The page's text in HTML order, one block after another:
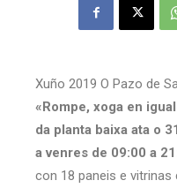
Xuño 2019 O Pazo de
«Rompe, xoga en
da planta baixa ata o
a venres de 09:00 a
con 18 paneis e